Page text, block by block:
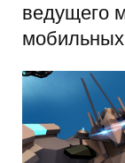
ведущего